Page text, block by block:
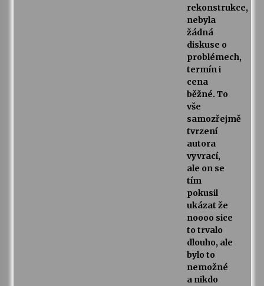
rekonstrukce,
nebyla
žádná
diskuse o
problémech,
termín i
cena
běžné. To
vše
samozřejmě
tvrzení
autora
vyvrací,
ale on se
tím
pokusil
ukázat že
noooo sice
to trvalo
dlouho, ale
bylo to
nemožné
a nikdo